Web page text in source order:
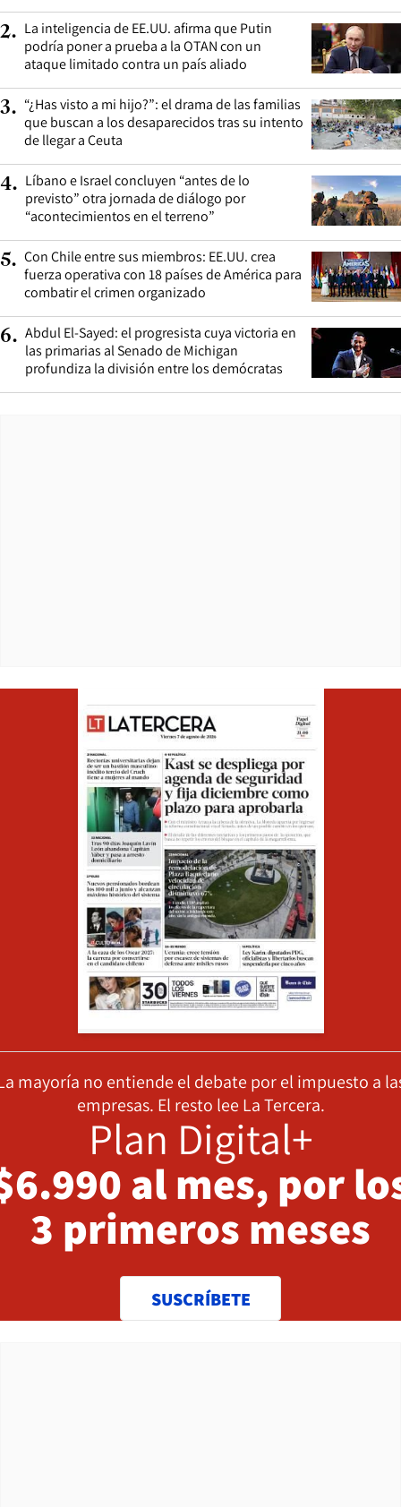
2. La inteligencia de EE.UU. afirma que Putin
podría poner a prueba a la OTAN con un
ataque limitado contra un país aliado
3. “¿Has visto a mi hijo?”: el drama de las familias
que buscan a los desaparecidos tras su intento
de llegar a Ceuta
4. Líbano e Israel concluyen “antes de lo
previsto” otra jornada de diálogo por
“acontecimientos en el terreno”
5. Con Chile entre sus miembros: EE.UU. crea
fuerza operativa con 18 países de América para
combatir el crimen organizado
6. Abdul El-Sayed: el progresista cuya victoria en
las primarias al Senado de Michigan
profundiza la división entre los demócratas
mayoría no entiende el debate por el impuesto a
empresas. El resto lee La Tercera.
Plan Digital+
al mes, por
3 primeros meses
SUSCRÍBETE